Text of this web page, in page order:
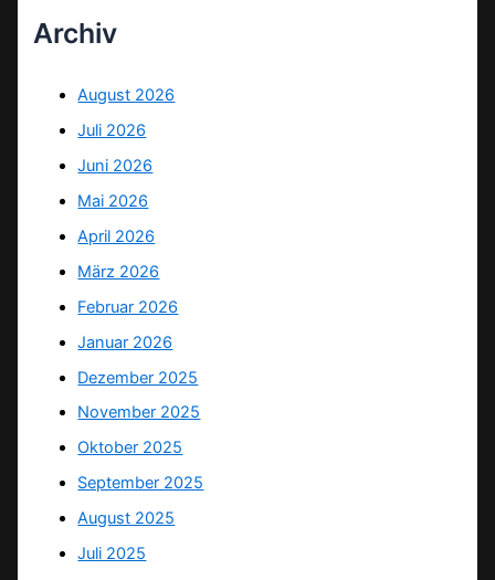
Archiv
August 2026
Juli 2026
Juni 2026
Mai 2026
April 2026
März 2026
Februar 2026
Januar 2026
Dezember 2025
November 2025
Oktober 2025
September 2025
August 2025
Juli 2025